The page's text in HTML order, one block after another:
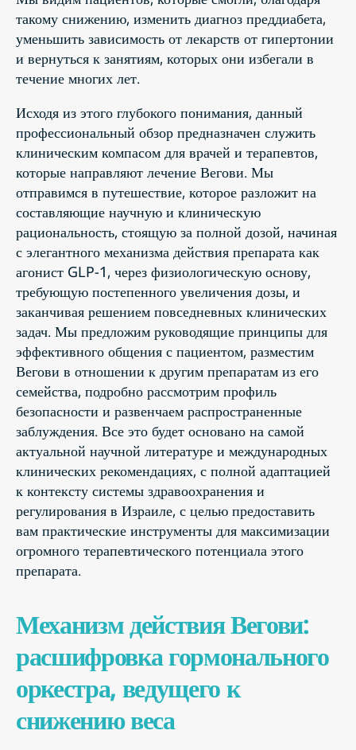
такому снижению, изменить диагноз преддиабета,
уменьшить зависимость от лекарств от гипертонии
и вернуться к занятиям, которых они избегали в
течение многих лет.
Исходя из этого глубокого понимания, данный
профессиональный обзор предназначен служить
клиническим компасом для врачей и терапевтов,
которые направляют лечение Вегови. Мы
отправимся в путешествие, которое разложит на
составляющие научную и клиническую
рациональность, стоящую за полной дозой, начиная
с элегантного механизма действия препарата как
агонист GLP-1, через физиологическую основу,
требующую постепенного увеличения дозы, и
заканчивая решением повседневных клинических
задач. Мы предложим руководящие принципы для
эффективного общения с пациентом, разместим
Вегови в отношении к другим препаратам из его
семейства, подробно рассмотрим профиль
безопасности и развенчаем распространенные
заблуждения. Все это будет основано на самой
актуальной научной литературе и международных
клинических рекомендациях, с полной адаптацией
к контексту системы здравоохранения и
регулирования в Израиле, с целью предоставить
вам практические инструменты для максимизации
огромного терапевтического потенциала этого
препарата.
Механизм действия Вегови:
расшифровка гормонального
оркестра, ведущего к
снижению веса